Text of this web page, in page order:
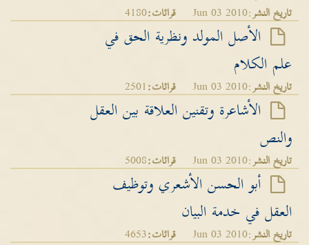
تاريخ النشر:Jun 03 2010 قرائات:4180
الأصل المولد ونظرية الحق في
علم الكلام
تاريخ النشر:Jun 03 2010 قرائات:2501
الأشاعرة وتقنين العلاقة بين العقل
والنص
تاريخ النشر:Jun 03 2010 قرائات:5008
أبو الحسن الأشعري وتوظيف
العقل في خدمة البيان
تاريخ النشر:Jun 03 2010 قرائات:4653